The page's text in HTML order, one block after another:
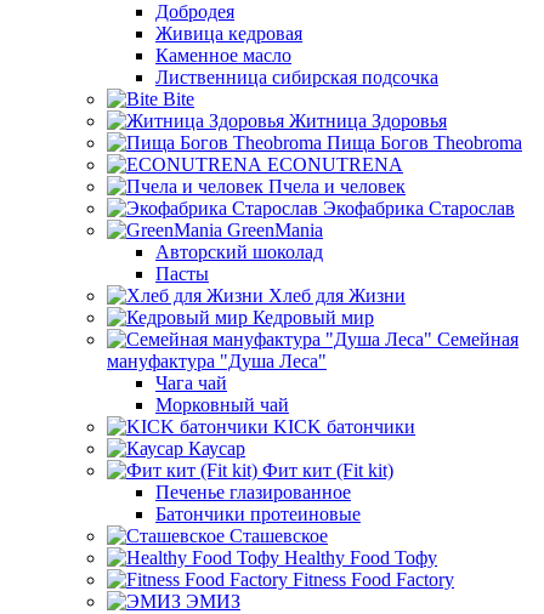
Добродея
Живица кедровая
Каменное масло
Лиственница сибирская подсочка
Bite
Житница Здоровья
Пища Богов Theobroma
ECONUTRENA
Пчела и человек
Экофабрика Старослав
GreenMania
Авторский шоколад
Пасты
Хлеб для Жизни
Кедровый мир
Семейная
мануфактура "Душа Леса"
Чага чай
Морковный чай
KICK батончики
Каусар
Фит кит (Fit kit)
Печенье глазированное
Батончики протеиновые
Сташевское
Healthy Food Тофу
Fitness Food Factory
ЭМИЗ